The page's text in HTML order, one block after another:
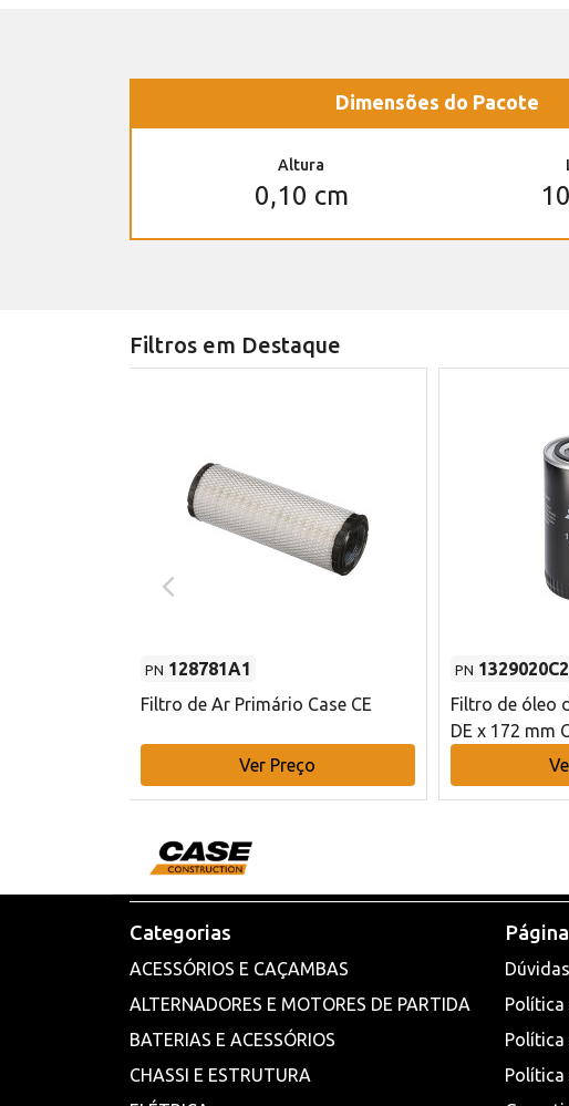
Dimensões do Pacote
Altura
0,10 cm
Filtros em Destaque
PN 128781A1
Filtro de Ar Primário Case CE
Ver Preço
PN 1329020C2
Filtro de óleo
DE x 172 mm
Categorias
ACESSÓRIOS E CAÇAMBAS
ALTERNADORES E MOTORES DE PARTIDA
BATERIAS E ACESSÓRIOS
CHASSI E ESTRUTURA
Política
Política
Política